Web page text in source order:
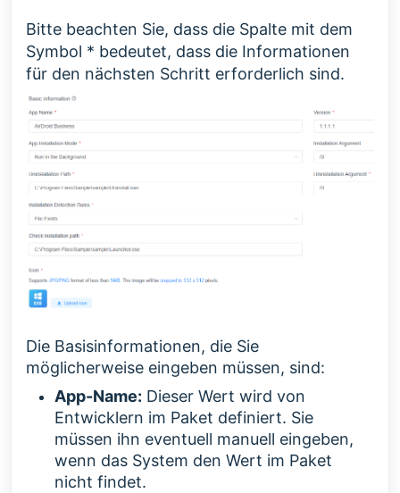
Bitte beachten Sie, dass die Spalte mit dem
Symbol * bedeutet, dass die Informationen
für den nächsten Schritt erforderlich sind.
Die Basisinformationen, die Sie
möglicherweise eingeben müssen, sind:
App-Name: Dieser Wert wird von
Entwicklern im Paket definiert. Sie
müssen ihn eventuell manuell eingeben,
wenn das System den Wert im Paket
nicht findet.